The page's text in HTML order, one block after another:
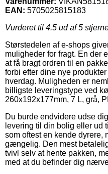
EAN: 5705025815183
Vurderet til 4.5 ud af 5
Størstedelen af e-shops
muligheder for fragt. En der
at få bragt ordren til en
forbi efter dine nye
hverdag. Muligheden er
billigste leveringstype ved
260x192x177mm, 7 L, grå,
Du burde endvidere udse
levering til din bolig eller ud
som oftest en kende
gængelig. Den mest
tvivl selv at hente pakken,
med at du befinder dig